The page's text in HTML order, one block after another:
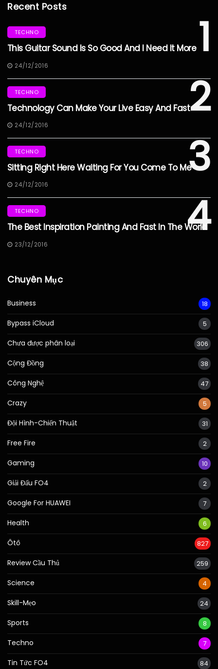
Recent Posts
1
TECHNO
This Guitar Sound Is So Good And I Need It More
24/12/2016
2
TECHNO
Technology Can Make Your Live Easy And Fast
24/12/2016
3
TECHNO
Sitting Right Here Waiting For You Come To Me
24/12/2016
4
TECHNO
The Best Inspiration Painting And Fast In The World
23/12/2016
Chuyên Mục
Business 18
Bypass iCloud 5
Chưa được phân loại 306
Cộng Đồng 38
Công Nghệ 47
Crazy 5
Đội Hình-Chiến Thuật 31
Free Fire 2
Gaming 10
Giải Đấu FO4 2
Google For HUAWEI 7
Health 6
Ôtô 827
Review Cầu Thủ 259
Science 4
Skill-Mẹo 24
Sports 8
Techno 7
Tin Tức FO4 84